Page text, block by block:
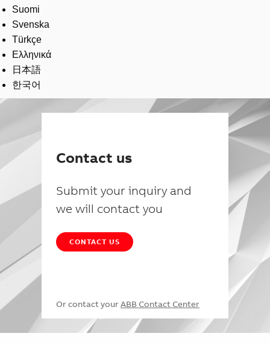
Suomi
Svenska
Türkçe
Ελληνικά
日本語
한국어
Contact us
Submit your inquiry and
we will contact you
CONTACT US
Or contact your ABB Contact Center